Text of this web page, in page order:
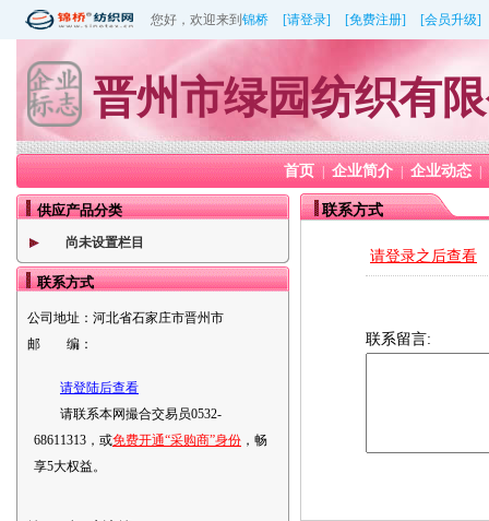
您好，欢迎来到 锦桥 [请登录] [免费注册] [会员升级]
晋州市绿园纺织有
首页 企业简介 企业动态
供应产品分类
尚未设置栏目
联系方式
公司地址： 河北省石家庄市晋州市
邮 编：
请登陆后查看
请联系本网撮合交易员0532-
68611313，或免费开通“采购商”身份 ，畅
享5大权益。
联系方式
请登录之后查看
联系留言: